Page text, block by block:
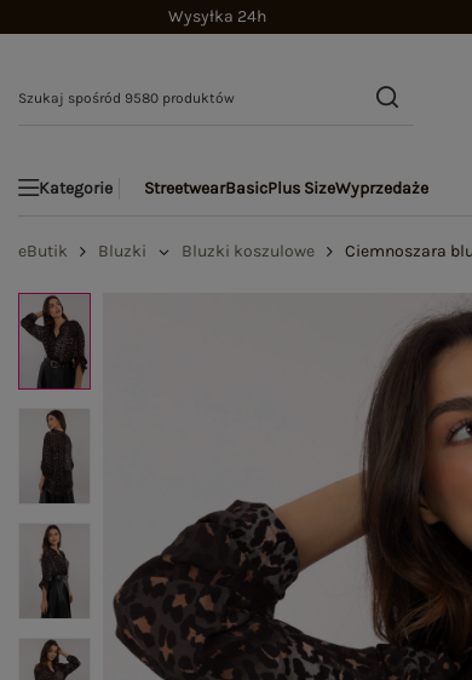
Wysyłka 24h
Kategorie StreetwearBasicPlus SizeWyprzedaże
eButik Bluzki Bluzki koszulowe Ciemnoszara